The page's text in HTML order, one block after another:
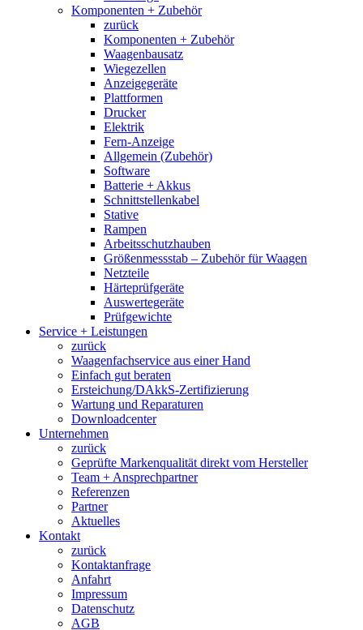
Komponenten + Zubehör
zurück
Komponenten + Zubehör
Waagenbausatz
Wiegezellen
Anzeigegeräte
Plattformen
Drucker
Elektrik
Fern-Anzeige
Allgemein (Zubehör)
Software
Batterie + Akkus
Schnittstellenkabel
Stative
Rampen
Arbeitsschutzhauben
Größenmessstab – Zubehör für Waagen
Netzteile
Härteprüfgeräte
Auswertegeräte
Prüfgewichte
Service + Leistungen
zurück
Waagenfachservice aus einer Hand
Einfach gut beraten
Ersteichung/DAkkS-Zertifizierung
Wartung und Reparaturen
Downloadcenter
Unternehmen
zurück
Geprüfte Markenqualität direkt vom Hersteller
Team + Ansprechpartner
Referenzen
Partner
Aktuelles
Kontakt
zurück
Kontaktanfrage
Anfahrt
Impressum
Datenschutz
AGB